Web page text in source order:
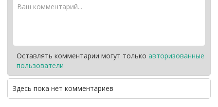
Оставлять комментарии могут только авторизованные
пользователи
Здесь пока нет комментариев